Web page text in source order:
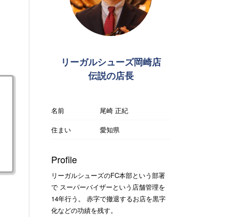
リーガルシューズ岡崎店
伝説の店長
名前
尾崎 正紀
住まい
愛知県
Profile
リーガルシューズのFC本部という部署
で スーパーバイザーという店舗管理を
14年行う。 赤字で撤退するお店を黒字
化などの功績を残す。